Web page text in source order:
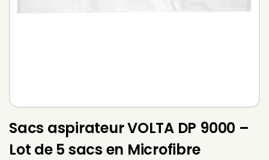
Sacs aspirateur VOLTA DP 9000 –
Lot de 5 sacs en Microfibre